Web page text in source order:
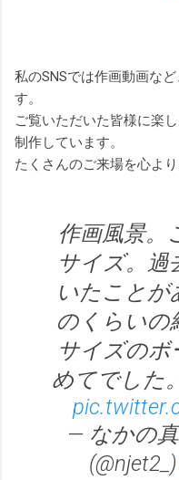
私のSNSでは作画動画な
す。
ご覧いただいた皆様に楽
制作しています。
たくさんのご来場を心よ
作画風景。
サイズ。過
いたことが
のくらいの
サイズのボ
めてでした。
— なかの
(@njet2_)